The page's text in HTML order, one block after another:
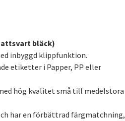
bläck)
inbyggd klippfunktion.
etiketter i Papper, PP eller
hög kvalitet små till medelstora
har en förbättrad färgmatchning,